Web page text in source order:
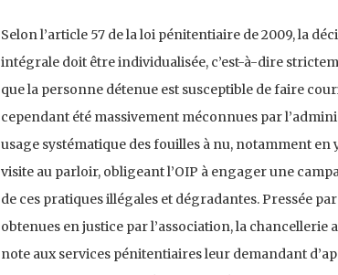
Selon l’article 57 de la loi pénitentiaire de 2009, la
intégrale doit être individualisée, c’est-à-dire
que la personne détenue est susceptible de faire
cependant été massivement méconnues par
usage systématique des fouilles à nu, notamment
visite au parloir, obligeant l’OIP à engager une
de ces pratiques illégales et dégradantes. Pressée
obtenues en justice par l’association, la
note aux services pénitentiaires leur demandant